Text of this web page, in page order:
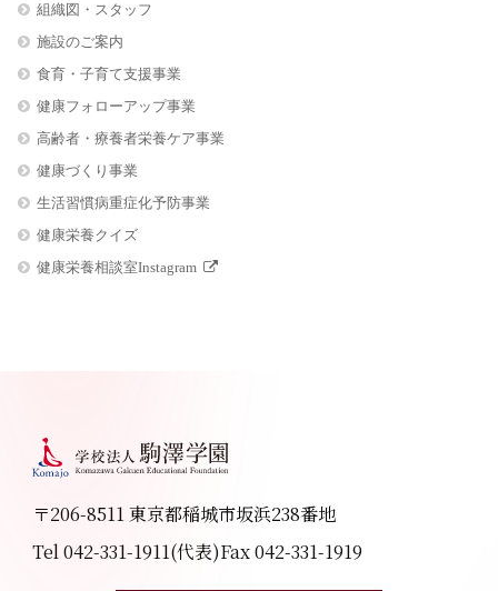
組織図・スタッフ
施設のご案内
食育・子育て支援事業
健康フォローアップ事業
高齢者・療養者栄養ケア事業
健康づくり事業
生活習慣病重症化予防事業
健康栄養クイズ
健康栄養相談室Instagram
〒206-8511 東京都稲城市坂浜238番地
Tel 042-331-1911(代表)Fax 042-331-1919